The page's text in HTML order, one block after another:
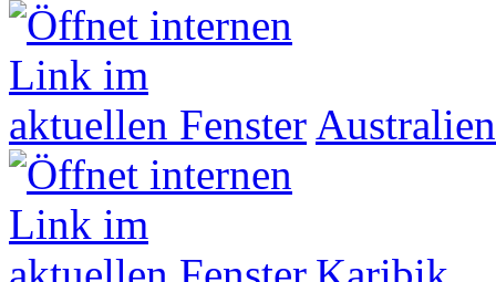
Australien